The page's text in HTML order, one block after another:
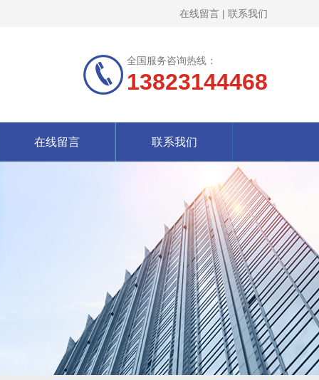
在线留言 | 联系我们
全国服务咨询热线：
13823144468
在线留言 联系我们